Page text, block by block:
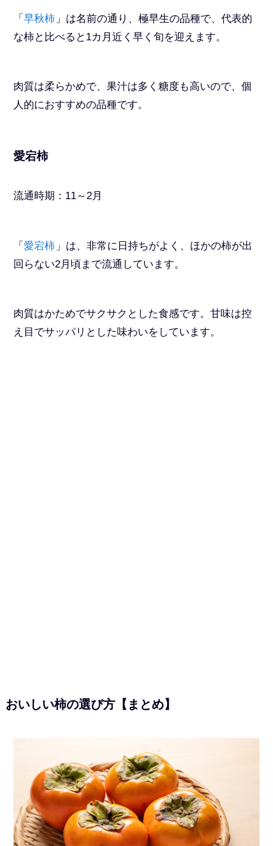
「早秋柿 」は名前の通り、極早生の品種で、代表的
な柿と比べると1カ月近く早く旬を迎えます。
肉質は柔らかめで、果汁は多く糖度も高いので、個
人的におすすめの品種です。
愛宕柿
流通時期：11～2月
「愛宕柿 」は、非常に日持ちがよく、ほかの柿が出
回らない2月頃まで流通しています。
肉質はかためでサクサクとした食感です。甘味は控
え目でサッパリとした味わいをしています。
おいしい柿の選び方【まとめ】